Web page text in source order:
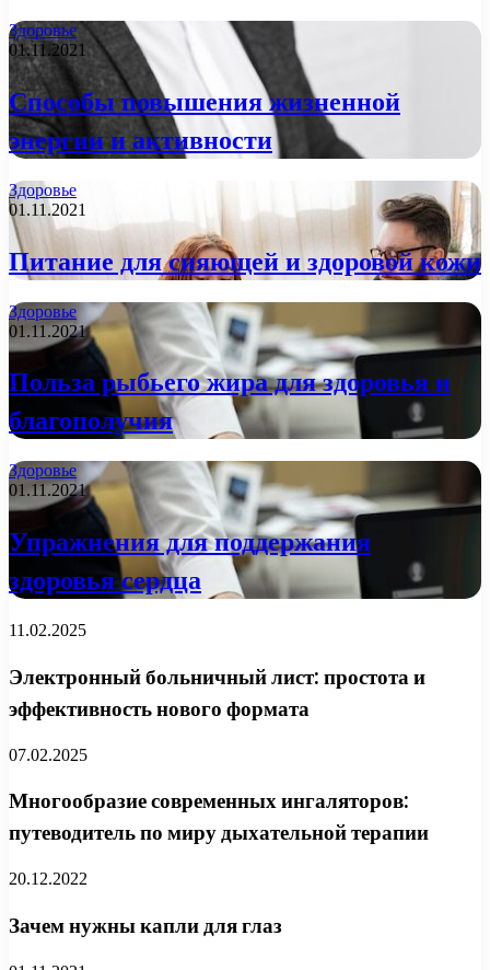
Здоровье
01.11.2021
Способы повышения жизненной
энергии и активности
Здоровье
01.11.2021
Питание для сияющей и здоровой кожи
Здоровье
01.11.2021
Польза рыбьего жира для здоровья и
благополучия
Здоровье
01.11.2021
Упражнения для поддержания
здоровья сердца
11.02.2025
Электронный больничный лист: простота и
эффективность нового формата
07.02.2025
Многообразие современных ингаляторов:
путеводитель по миру дыхательной терапии
20.12.2022
Зачем нужны капли для глаз